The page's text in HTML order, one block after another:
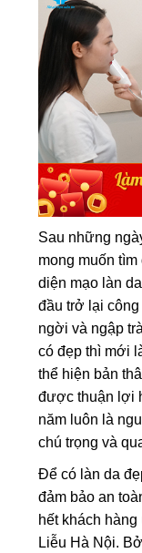
Sau những
mong muốn
diện mạo làn
đầu trở lại
ngời và ngập
có đẹp thì mới
thể hiện bản
được thuận lợi
năm luôn là
chú trọng và
Để có làn da
đảm bảo an
hết khách
Liễu Hà Nội.